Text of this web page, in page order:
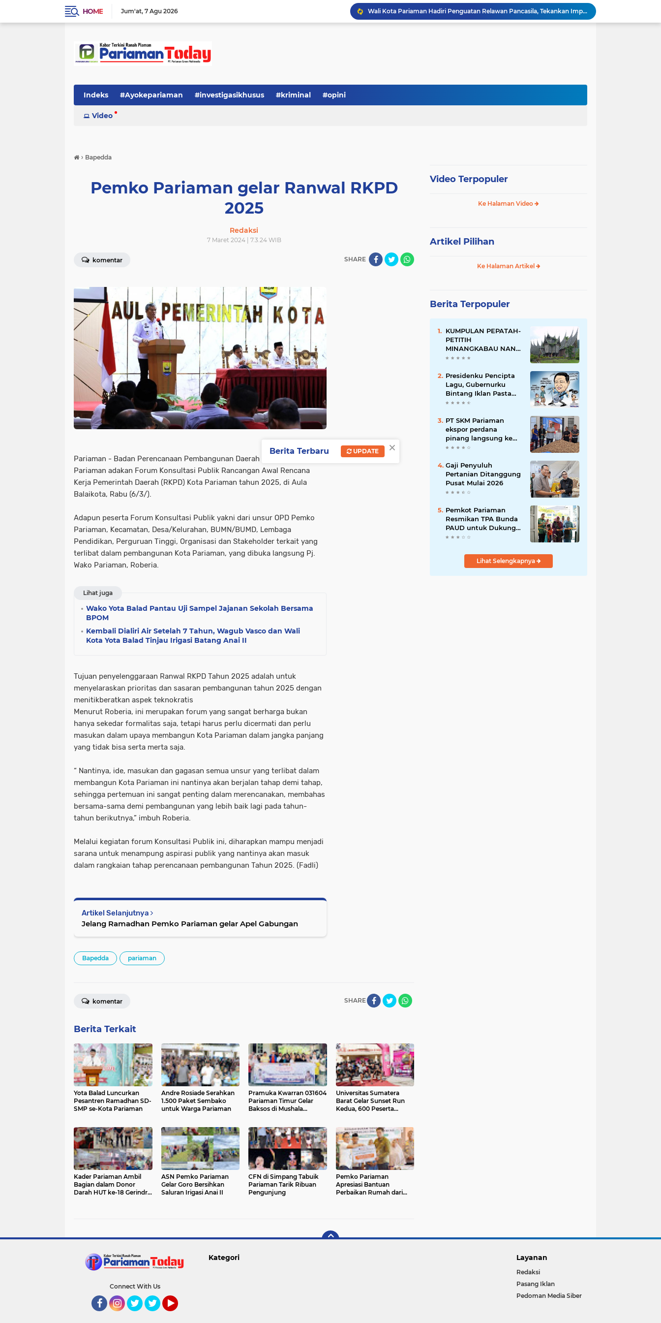
HOME Jum'at 7 Agu 2026
Wali Kota Pariaman Hadiri Penguatan Relawan Pancasila, Tekankan Implementasi Nilai Pancasila dalam Pelayanan Publik
Wali Kota Pariaman Bagikan Bibit Ikan Koi kepada Siswa SD untuk Edukasi Perikanan
Pengurus PWI Pariaman 2026–2029 Dilantik, Pemkot Tekankan Sinergi dan Profesionalisme Pers
Indeks #Ayokepariaman #investigasikhusus #kriminal #opini
Video
› Bapedda
Pemko Pariaman gelar Ranwal RKPD
2025
Redaksi
7 Maret 2024 | 7.3.24 WIB
komentar SHARE
Pariaman - Badan Perencanaan Pembangunan Daerah (Bappeda) Kota
Pariaman adakan Forum Konsultasi Publik Rancangan Awal Rencana
Kerja Pemerintah Daerah (RKPD) Kota Pariaman tahun 2025, di Aula
Balaikota, Rabu (6/3/).
Adapun peserta Forum Konsultasi Publik yakni dari unsur OPD Pemko
Pariaman, Kecamatan, Desa/Kelurahan, BUMN/BUMD, Lembaga
Pendidikan, Perguruan Tinggi, Organisasi dan Stakeholder terkait yang
terlibat dalam pembangunan Kota Pariaman, yang dibuka langsung Pj.
Wako Pariaman, Roberia.
Lihat juga
Wako Yota Balad Pantau Uji Sampel Jajanan Sekolah Bersama
BPOM
Kembali Dialiri Air Setelah 7 Tahun, Wagub Vasco dan Wali
Kota Yota Balad Tinjau Irigasi Batang Anai II
Tujuan penyelenggaraan Ranwal RKPD Tahun 2025 adalah untuk
menyelaraskan prioritas dan sasaran pembangunan tahun 2025 dengan
menitikberatkan aspek teknokratis
Menurut Roberia, ini merupakan forum yang sangat berharga bukan
hanya sekedar formalitas saja, tetapi harus perlu dicermati dan perlu
masukan dalam upaya membangun Kota Pariaman dalam jangka panjang
yang tidak bisa serta merta saja.
“ Nantinya, ide, masukan dan gagasan semua unsur yang terlibat dalam
membangun Kota Pariaman ini nantinya akan berjalan tahap demi tahap,
sehingga pertemuan ini sangat penting dalam merencanakan, membahas
bersama-sama demi pembangunan yang lebih baik lagi pada tahun-
tahun berikutnya,” imbuh Roberia.
Melalui kegiatan forum Konsultasi Publik ini, diharapkan mampu menjadi
sarana untuk menampung aspirasi publik yang nantinya akan masuk
dalam rangkaian tahap perencanaan pembangunan Tahun 2025. (Fadli)
Artikel Selanjutnya
Jelang Ramadhan Pemko Pariaman gelar Apel Gabungan
Bapedda pariaman
SHARE
komentar
Berita Terkait
Yota Balad Luncurkan
Pesantren Ramadhan SD-
SMP se-Kota Pariaman
Andre Rosiade Serahkan
1.500 Paket Sembako
untuk Warga Pariaman
Pramuka Kwarran 031604
Pariaman Timur Gelar
Baksos di Mushala
Universitas Sumatera
Barat Gelar Sunset Run
Kedua, 600 Peserta
Kader Pariaman Ambil
Bagian dalam Donor
Darah HUT ke-18 Gerindra
ASN Pemko Pariaman
Gelar Goro Bersihkan
Saluran Irigasi Anai II
CFN di Simpang Tabuik
Pariaman Tarik Ribuan
Pengunjung
Pemko Pariaman
Apresiasi Bantuan
Perbaikan Rumah dari
Video Terpopuler
Ke Halaman Video
Artikel Pilihan
Ke Halaman Artikel
Berita Terpopuler
KUMPULAN PEPATAH-
PETITIH
MINANGKABAU NAN
ELOK
Presidenku Pencipta
Lagu, Gubernurku
Bintang Iklan Pasta
Gigi
PT SKM Pariaman
ekspor perdana
pinang langsung ke
India
Gaji Penyuluh
Pertanian Ditanggung
Pusat Mulai 2026
Pemkot Pariaman
Resmikan TPA Bunda
PAUD untuk Dukung
Pengasuhan Anak
Lihat Selengkapnya
Connect With Us
Kategori Layanan
Redaksi
Pasang Iklan
Pedoman Media Siber
×
Berita Terbaru UPDATE